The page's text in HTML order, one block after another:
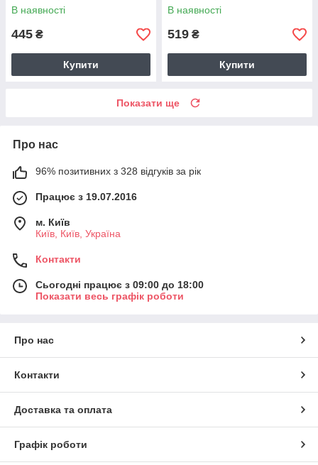
В наявності
445 ₴
Купити
В наявності
519 ₴
Купити
Показати ще
Про нас
96% позитивних з 328 відгуків за рік
Працює з 19.07.2016
м. Київ
Київ, Київ, Україна
Контакти
Сьогодні працює з 09:00 до 18:00
Показати весь графік роботи
Про нас
Контакти
Доставка та оплата
Графік роботи